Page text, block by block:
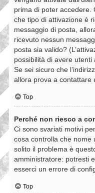
prima di poter accedere.
che tipo di attivazione è
messaggio di posta,
ricevuto nessun
posta sia valido?
possibilità di avere
Se sei sicuro che
allora prova a contattare
Top
Perché non riesco a
Ci sono svariati motivi
cosa controlla che nome
solito il problema è
amministratore: potresti
esserci un errore di
Top